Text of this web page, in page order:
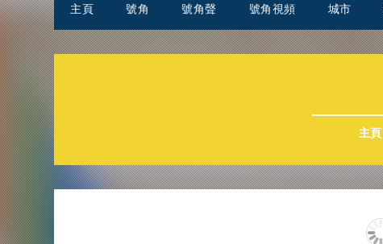
主頁 號角 號角聲 號角視頻 城市
主頁